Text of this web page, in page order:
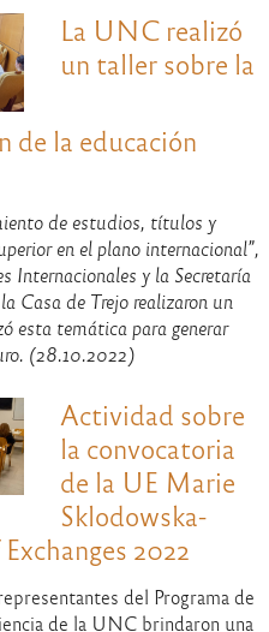
La UNC realizó
un taller sobre la
de la educación
de estudios, títulos y
en el plano internacional”,
Internacionales y la Secretaría
Casa de Trejo realizaron un
esta temática para generar
(28.10.2022)
Actividad sobre
la convocatoria
de la UE Marie
Sklodowska-
2022
del Programa de
de la UNC brindaron una